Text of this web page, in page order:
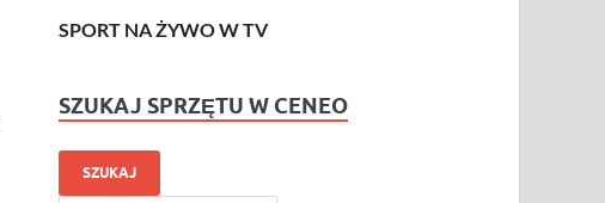
SPORT NA ŻYWO W TV
SZUKAJ SPRZĘTU W CENEO
SZUKAJ